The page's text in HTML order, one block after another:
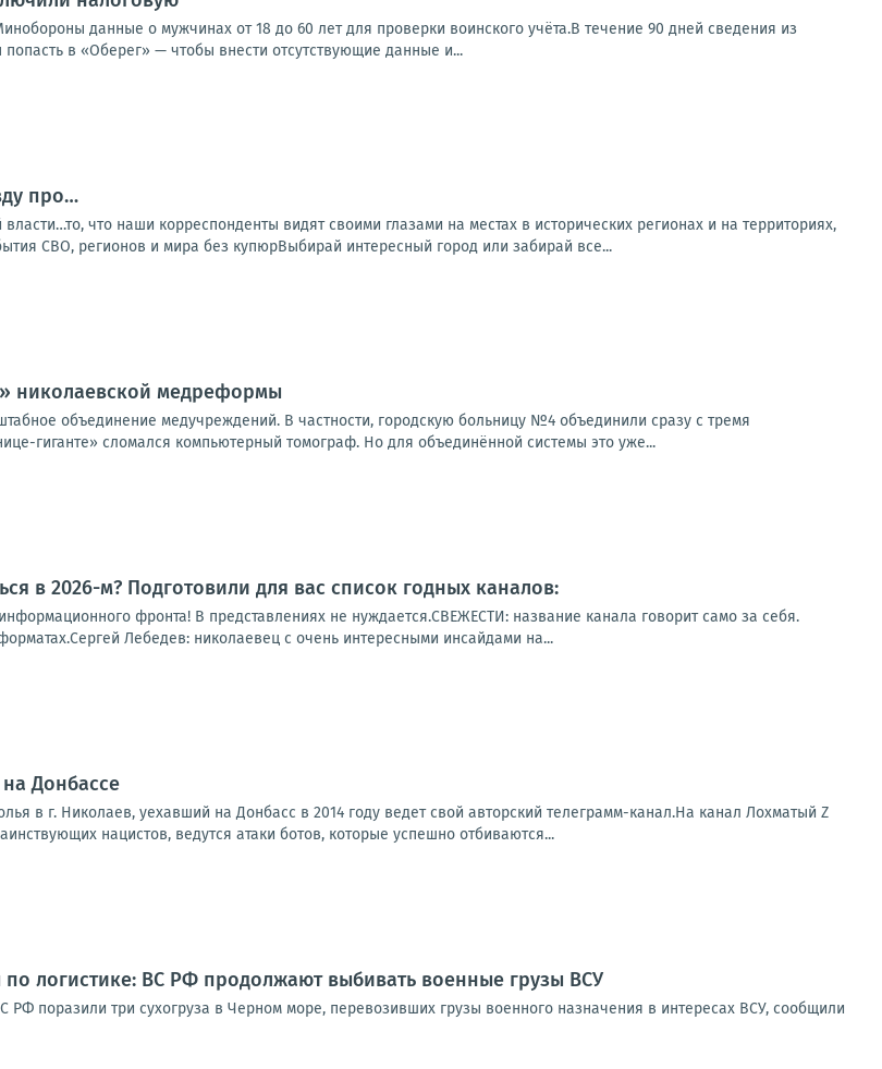
данные о мужчинах от 18 до 60 лет для проверки воинского учёта.В течение 90 дней сведения из
в «Оберег» — чтобы внести отсутствующие данные и...
про…
что наши корреспонденты видят своими глазами на местах в исторических регионах и на территориях,
СВО, регионов и мира без купюрВыбирай интересный город или забирай все...
николаевской медреформы
объединение медучреждений. В частности, городскую больницу №4 объединили сразу с тремя
гиганте» сломался компьютерный томограф. Но для объединённой системы это уже...
в 2026-м? Подготовили для вас список годных каналов:
фронта! В представлениях не нуждается.СВЕЖЕСТИ: название канала говорит само за себя.
Лебедев: николаевец с очень интересными инсайдами на...
Донбассе
в г. Николаев, уехавший на Донбасс в 2014 году ведет свой авторский телеграмм-канал.На канал Лохматый Z
нацистов, ведутся атаки ботов, которые успешно отбиваются...
по логистике: ВС РФ продолжают выбивать военные грузы ВСУ
РФ поразили три сухогруза в Черном море, перевозивших грузы военного назначения в интересах ВСУ, сообщили